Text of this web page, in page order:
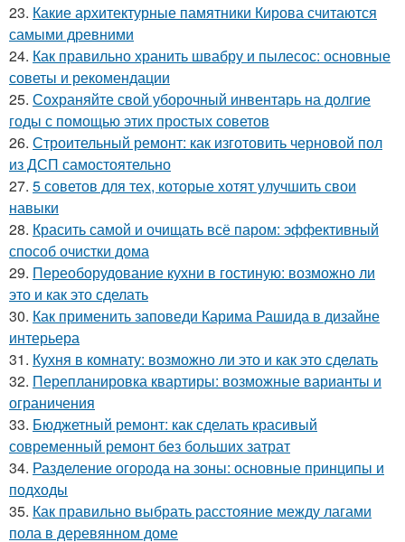
23. Какие архитектурные памятники Кирова считаются
самыми древними
24. Как правильно хранить швабру и пылесос: основные
советы и рекомендации
25. Сохраняйте свой уборочный инвентарь на долгие
годы с помощью этих простых советов
26. Строительный ремонт: как изготовить черновой пол
из ДСП самостоятельно
27. 5 советов для тех, которые хотят улучшить свои
навыки
28. Красить самой и очищать всё паром: эффективный
способ очистки дома
29. Переоборудование кухни в гостиную: возможно ли
это и как это сделать
30. Как применить заповеди Карима Рашида в дизайне
интерьера
31. Кухня в комнату: возможно ли это и как это сделать
32. Перепланировка квартиры: возможные варианты и
ограничения
33. Бюджетный ремонт: как сделать красивый
современный ремонт без больших затрат
34. Разделение огорода на зоны: основные принципы и
подходы
35. Как правильно выбрать расстояние между лагами
пола в деревянном доме